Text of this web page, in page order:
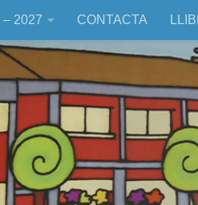
2027 CONTACTA